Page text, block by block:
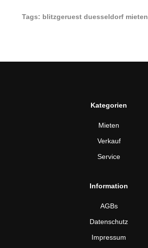
Tags: blitzgeruest duesseldorf mieten
Kategorien
Mieten
Verkauf
Service
Information
AGBs
Datenschutz
Impressum